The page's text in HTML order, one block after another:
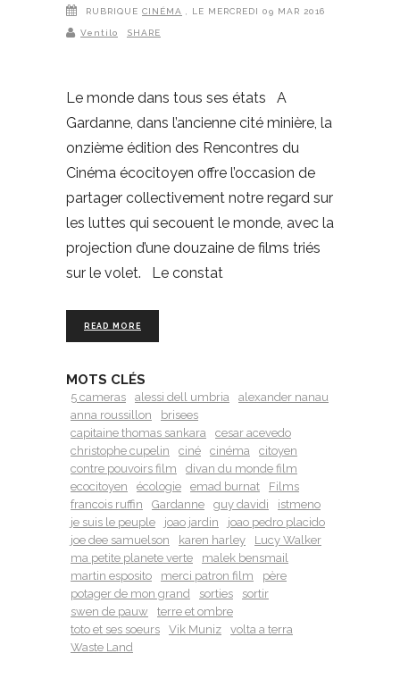
RUBRIQUE CINÉMA , LE MERCREDI 09 MAR 2016
Ventilo SHARE
Le monde dans tous ses états A
Gardanne, dans l’ancienne cité minière, la
onzième édition des Rencontres du
Cinéma écocitoyen offre l’occasion de
partager collectivement notre regard sur
les luttes qui secouent le monde, avec la
projection d’une douzaine de films triés
sur le volet. Le constat
READ MORE
MOTS CLÉS
5 cameras alessi dell umbria
alexander nanau
anna roussillon
brisees
capitaine thomas sankara
cesar acevedo
christophe cupelin
ciné cinéma
citoyen
contre pouvoirs film
divan du monde film
ecocitoyen
écologie emad burnat
Films
francois ruffin
Gardanne guy davidi
istmeno
je suis le peuple
joao jardin
joao pedro placido
joe dee samuelson
karen harley
Lucy Walker
ma petite planete verte
malek bensmail
martin esposito
merci patron film
père
potager de mon grand
sorties
sortir
swen de pauw
terre et ombre
toto et ses soeurs
Vik Muniz
volta a terra
Waste Land